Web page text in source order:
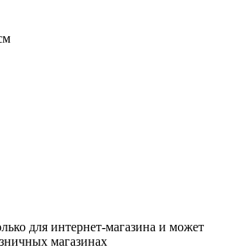
для интернет-магазина и может
магазинах